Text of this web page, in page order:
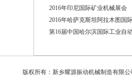
2016年印尼国际矿业机械展会
2016年哈萨克斯坦阿拉木图国
第16届中国哈尔滨国际工业自
版权所有：新乡耀源振动机械制造有限